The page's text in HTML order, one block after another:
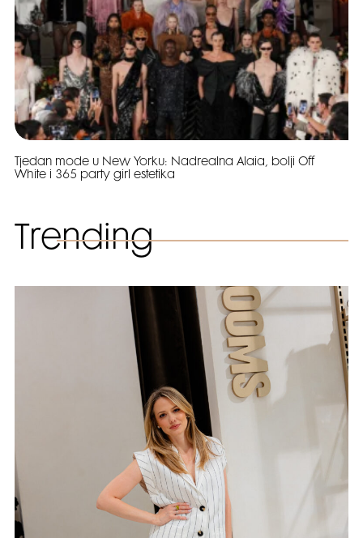
Tjedan mode u New Yorku: Nadrealna Alaia, bolji Off
White i 365 party girl estetika
Trending